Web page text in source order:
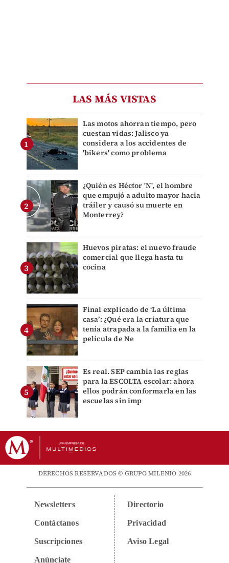
LAS MÁS VISTAS
Las motos ahorran tiempo, pero
cuestan vidas: Jalisco ya
considera a los accidentes de
'bikers' como problema
¿Quién es Héctor 'N', el hombre
que empujó a adulto mayor hacia
tráiler y causó su muerte en
Monterrey?
Huevos piratas: el nuevo fraude
comercial que llega hasta tu
cocina
Final explicado de ‘La última
casa’: ¿Qué era la criatura que
tenía atrapada a la familia en la
película de Ne
Es real. SEP cambia las reglas
para la ESCOLTA escolar: ahora
ellos podrán conformarla en las
escuelas sin imp
DERECHOS RESERVADOS © GRUPO MILENIO 2026
Newsletters
Contáctanos
Suscripciones
Anúnciate
Directorio
Privacidad
Aviso Legal